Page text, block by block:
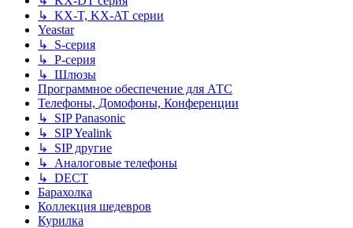
↳ KX-T, KX-AT серии
Yeastar
↳ S-серия
↳ P-серия
↳ Шлюзы
Программное обеспечение для АТС
Телефоны, Домофоны, Конференции
↳ SIP Panasonic
↳ SIP Yealink
↳ SIP другие
↳ Аналоговые телефоны
↳ DECT
Барахолка
Коллекция шедевров
Курилка